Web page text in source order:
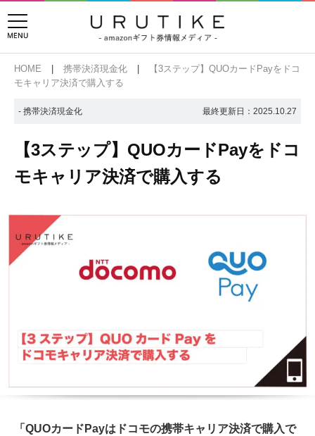
HOME 携帯決済現金化
【3ステップ】QUOカードPayをドコ
モキャリア決済で購入する
- 携帯決済現金化 最終更新日： 2025.10.27
【3ステップ】QUOカードPayをドコ
モキャリア決済で購入する
「QUOカードPayはドコモの携帯キャリア決済で購入で